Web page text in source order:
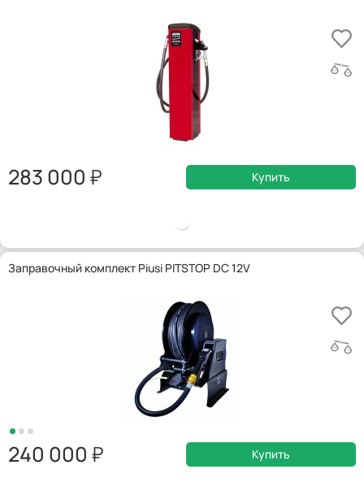
283 000 Купить
Заправочный комплект Piusi PITSTOP DC 12V
240 000 Купить